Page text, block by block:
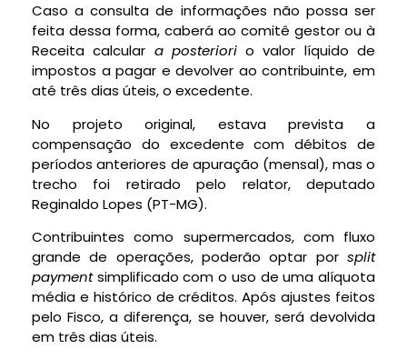
Caso a consulta de informações não possa ser
feita dessa forma, caberá ao comitê gestor ou à
Receita calcular a posteriorio valor líquido de
impostos a pagar e devolver ao contribuinte, em
até três dias úteis, o excedente.
No projeto original, estava prevista a
compensação do excedente com débitos de
períodos anteriores de apuração (mensal), mas o
trecho foi retirado pelo relator, deputado
Reginaldo Lopes (PT-MG).
Contribuintes como supermercados, com fluxo
grande de operações, poderão optar por split
paymentsimplificado com o uso de uma alíquota
média e histórico de créditos. Após ajustes feitos
pelo Fisco, a diferença, se houver, será devolvida
em três dias úteis.